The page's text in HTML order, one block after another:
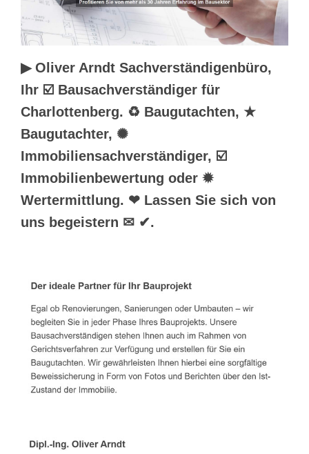
▶︎ Oliver Arndt Sachverständigenbüro,
Ihr ☑️ Bausachverständiger für
Charlottenberg. ♻ Baugutachten, ★
Baugutachter, ✺
Immobiliensachverständiger, ☑️
Immobilienbewertung oder ✹
Wertermittlung. ❤ Lassen Sie sich von
uns begeistern ✉ ✔.